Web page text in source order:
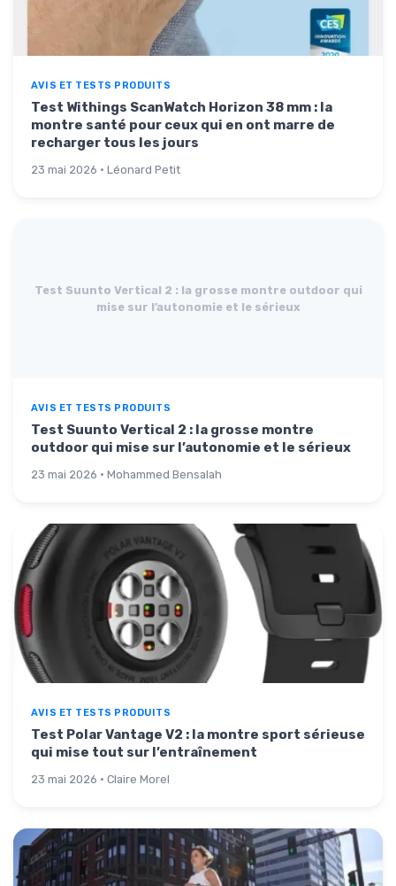
AVIS ET TESTS PRODUITS
Test Withings ScanWatch Horizon 38 mm : la
montre santé pour ceux qui en ont marre de
recharger tous les jours
23 mai 2026 · Léonard Petit
Test Suunto Vertical 2 : la grosse montre outdoor qui
mise sur l’autonomie et le sérieux
AVIS ET TESTS PRODUITS
Test Suunto Vertical 2 : la grosse montre
outdoor qui mise sur l’autonomie et le sérieux
23 mai 2026 · Mohammed Bensalah
AVIS ET TESTS PRODUITS
Test Polar Vantage V2 : la montre sport sérieuse
qui mise tout sur l’entraînement
23 mai 2026 · Claire Morel